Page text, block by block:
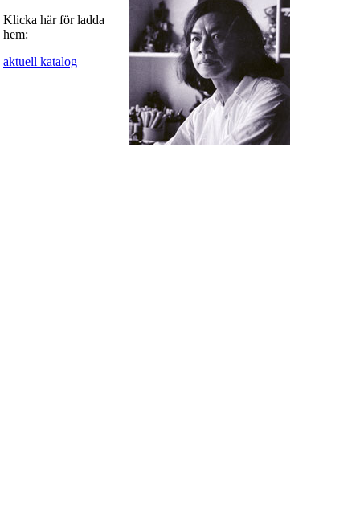
Klicka här för ladda
hem:
aktuell katalog